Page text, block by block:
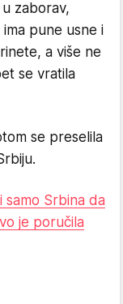
zaborav,
pune usne i
a više ne
se vratila
se preselila
samo Srbina da
je poručila